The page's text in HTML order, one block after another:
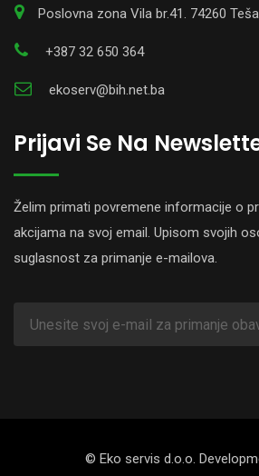
Poslovna zona Vila br.41. 74260
+387 32 650 364
ekoserv@bih.net.ba
Prijavi Se Na
Želim primati povremene informacije o
akcijama na svoj email. Upisom svojih
suglasnost za primanje e-mailova.
© Eko servis d.o.o.